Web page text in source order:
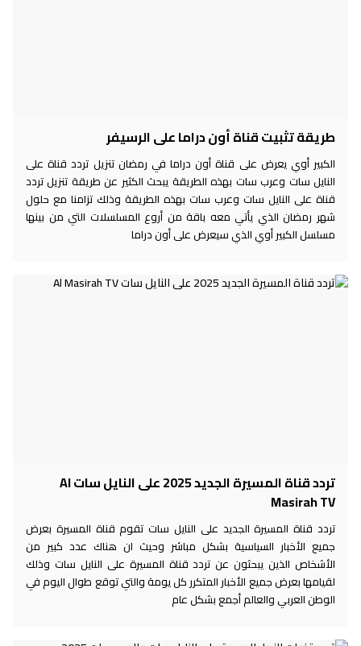
طريقة تثبيت قناة أون دراما على الرسيفر
الكبير أوي يعرض على قناة أون دراما في رمضان تنزيل تردد قناة على
النايل سات وعرب سات بهذه الطريقة يبحث الكثير عن طريقة تنزيل تردد
قناة على النايل سات وعرب سات بهذه الطريقة وذلك تزامنا مع حلول
شهر رمضان الذي يأتي معه باقة من أروع المسلسلات التي من بينها
مسلسل الكبير أوي الذي سيعرض على أون دراما
تردد قناة المسيرة الجديد 2025 على النايل سات Al
Masirah TV
تردد قناة المسيرة الجديد على النايل سات تقوم قناة المسيرة بعرض
جميع الأخبار السياسية بشكل مباشر وحيث ان هناك عدد كبير من
الأشخاص الذين يبحثون عن تردد قناة المسيرة على النايل سات وذلك
لقيامها بعرض جميع الأخبار المتكرر كل يومة والتي توقع طوال اليوم في
الوطن العربي والعالم أجمع بشكل عام